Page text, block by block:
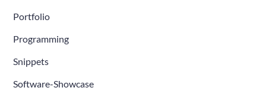
Portfolio
Programming
Snippets
Software-Showcase